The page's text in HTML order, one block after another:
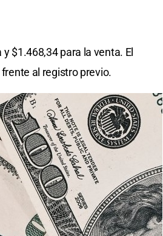
$1.468,34 para la venta. El
al registro previo.